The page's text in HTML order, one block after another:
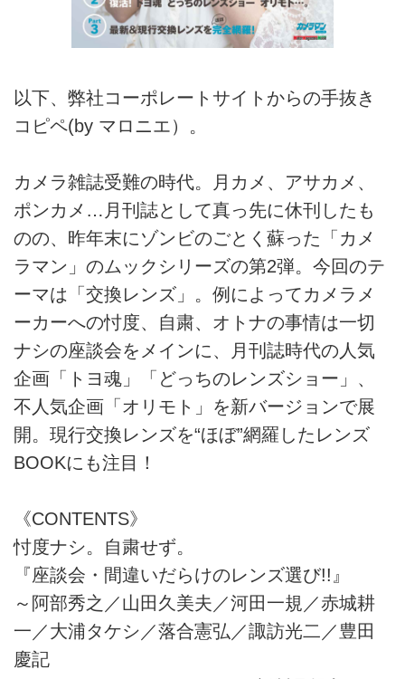
以下、弊社コーポレートサイトからの手抜き
コピペ(by マロニエ）。
カメラ雑誌受難の時代。月カメ、アサカメ、
ポンカメ…月刊誌として真っ先に休刊したも
のの、昨年末にゾンビのごとく蘇った「カメ
ラマン」のムックシリーズの第2弾。今回のテ
ーマは「交換レンズ」。例によってカメラメ
ーカーへの忖度、自粛、オトナの事情は一切
ナシの座談会をメインに、月刊誌時代の人気
企画「トヨ魂」「どっちのレンズショー」、
不人気企画「オリモト」を新バージョンで展
開。現行交換レンズを“ほぼ”網羅したレンズ
BOOKにも注目！
《CONTENTS》
忖度ナシ。自粛せず。
『座談会・間違いだらけのレンズ選び!!』
～阿部秀之／山田久美夫／河田一規／赤城耕
一／大浦タケシ／落合憲弘／諏訪光二／豊田
慶記